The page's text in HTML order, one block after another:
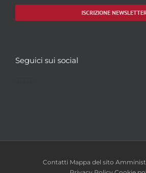
ISCRIZIONE
Seguici sui social
Contatti Mappa del sito